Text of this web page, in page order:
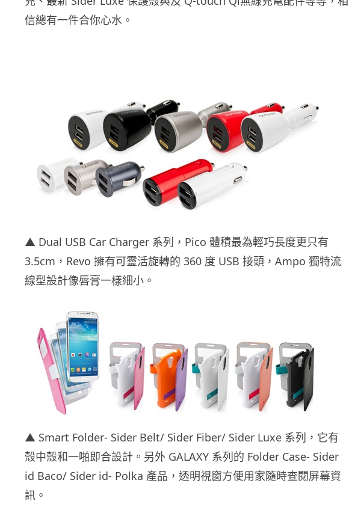
信總有一件合你心水。
▲ Dual USB Car Charger 系列，Pico 體積最為輕巧長度更只有
3.5cm，Revo 擁有可靈活旋轉的 360 度 USB 接頭，Ampo 獨特流
線型設計像唇膏一樣細小。
▲ Smart Folder- Sider Belt/ Sider Fiber/ Sider Luxe 系列，它有
殼中殼和一啪即合設計。另外 GALAXY 系列的 Folder Case- Sider
id Baco/ Sider id- Polka 產品，透明視窗方便用家隨時查閱屏幕資
訊。